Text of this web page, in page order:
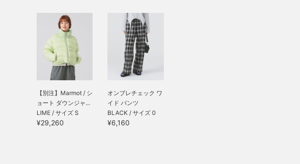
【別注】Marmot / シ
ョート ダウンジャ...
LIME / サイズ S
¥29,260
オンブレチェック ワ
イド パンツ
BLACK / サイズ 0
¥6,160